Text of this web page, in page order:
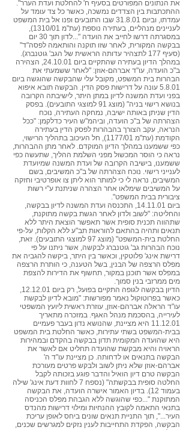
את הנתונים המפורטים בסעיף ח' להחלטת ועדת הערר".
ההתכתבות בין הצדדים נמשכה, כאשר כל צד עומד על
עמדתו, וביום 31.8.01 שבו התובעים ופנו אל בית המשפט
לעניינים מנהליים, בעתירה נוספת (עת"מ 1310/01),
במסגרתה דרשו לחייב את הועדה "...לדון תוך 30 יום
בבקשה המקורית, לאחר שזו תוקנה והותאמה לפסה"ד"
(סעיף 177 לתצהיר עדותה הראשית של הגב' גוטנברג).
במהלך הדיון בעתירה שהתקיים ביום 24.10.01, הצהירה
ב"כ הועדה, עו"ד אברהם-אוזן: "לאחר ששמעתי את
הבהרות בית המשפט, מקובל עלי שהבקשה שהוגשה ביום
5.8.01 עונה על דרישות פסק הדין. הבקשה תובא איפוא
בפני ועדת המשנה לדיון במתן היתר, לישיבתה הקרובה
בנושא רישוי בניה" (מוצג 91 למוצגי התובעים). בפסק
הדין שניתן באותה ישיבה, נמחקה העתירה, נוכח
הצהרתה של ב"כ הועדה, וביהמ"ש העיר כדלקמן: "ככל
הנראה, עקב הצורך בהבהרות לפסק הדין בעתירה
הקודמת (עת"מ 1177/01), חל העיכוב בתהליך הרישוי,
כפי ששמענו במהלך הדיון המוקדם. לאחר מתן ההבהרות,
נראה כי הוסר המכשול מפני השלמת ההליך, שתעשה כפי
ששמענו, בישיבה הקרובה של ועדת המשנה שמיועדת
לענייני רישוי. נוכח הצהרתה של ב"כ המשיבים, בשם
המשיבים, נראה לי כי למותר הוא ליתן צו אופרטיבי וחזקה
על המשיבים שימלאו אחר הצהרה שניתנת ע"י רשות
ציבורית בבית המשפט".
ביום 14.11.01, התכנסה ועדת המשנה לדיון בבקשה,
והחליטה: "לשוב ולדון לאחר הגשת בקשה מתוקנת,
שתהווה תכנית סופית אשר תאפשר הוצאת היתר ללא
תנאים ותהיה בהתאם להוראות תב"ע ללא הקלות, על-פי
החלטת בית-המשפט" (מוצג 97 למוצגי התובעים). זאת,
נוכח הבהרות גב' גוטנברג לבקשה, אשר ניתנו על פי
דרישת אינג' פלוטקין, וכאשר בין היתר, ביקשה להגביה את
מפלס הרצפה של הבנין, בשל הטענה, כי הותרת הרצפה
במפלס אשר תוכנן במקור, תחשוף את הדירות להצפת
מים ממרזבי בנין סמוך.
הדיון בבקשה לגופה התקיים בפועל, רק ביום 12.12.01,
כאשר בפרוטוקול נאמר מפורשות: "מובא לדיון לבקשת
עו"ד הראלה אברהם-אוזן, עוזרת ראשית ליועץ המשפטי
לעירייה, בהסכמת מנהל האגף. במזכרה מתאריך
11.12.01 היא מציינת, שהנושא נדון בעבר פעמיים
בבית-המשפט בשתי עתירות, כאשר החלטת בית המשפט
היא שהועדה המקומית תדון בבקשה בהקדם ובמהירות
הראויה והיא מבקשת שהועדה תחליט אם לאשר את
הבקשה בתנאים או לדחותה. כן מציינת עו"ד ה'
אברהם-אוזן שלא ניתן לשוב ולבקש פרטים מעורכת
הבקשה טרם דיון הואיל והדבר פוגע בזכותה לקבל
החלטה סופית בבקשתה" (נספח 7 לחוות דעת אינג' שילה
בעמוד 12). בדיון האמור אישרה הועדה, את הבקשה
המתוקנת "...כפי שהוגשה ללא הגבהת מפלס הכניסה
בתנאי התאמה לקובץ ההנחיות ומילוי דרישות מהנדס
העיר...", תוך התניית תנאים שונים ביחס לאופן עריכת
הבקשה, הפקדת התחייבות לענין נזקים למגרשים שכנים,